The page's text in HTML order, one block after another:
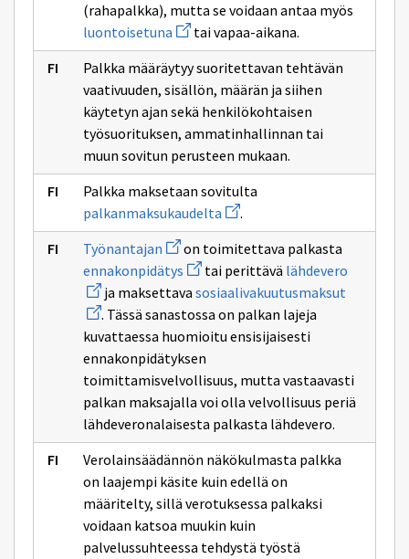
(rahapalkka), mutta se voidaan antaa myös
luontoisetuna Avaa
uuden
ikkunan
sivulle
luontoisetuna
tai vapaa-aikana.
Palkka määräytyy suoritettavan tehtävän
vaativuuden, sisällön, määrän ja siihen
käytetyn ajan sekä henkilökohtaisen
työsuorituksen, ammatinhallinnan tai
muun sovitun perusteen mukaan.
Palkka maksetaan sovitulta
palkanmaksukaudelta Avaa
uuden
ikkunan
sivulle
palkanmaksukaudelta
.
Työnantajan Avaa
uuden
ikkunan
sivulle
Työnantajan
on toimitettava palkasta
ennakonpidätys Avaa
uuden
ikkunan
sivulle
ennakonpidätys
tai perittävä lähdevero
ja maksettava sosiaalivakuutusmaksut
uuden
. Tässä sanastossa on palkan lajeja
kuvattaessa huomioitu ensisijaisesti
ennakonpidätyksen
toimittamisvelvollisuus, mutta vastaavasti
palkan maksajalla voi olla velvollisuus periä
lähdeveronalaisesta palkasta lähdevero.
Verolainsäädännön näkökulmasta palkka
on laajempi käsite kuin edellä on
määritelty, sillä verotuksessa palkaksi
voidaan katsoa muukin kuin
palvelussuhteessa tehdystä työstä